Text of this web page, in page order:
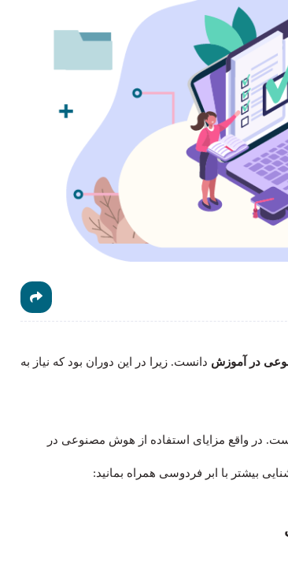
در آموزش دانست. زیرا در این دوران بود که نیاز به
در واقع مزایای استفاده از هوش مصنوعی در
بیشتر با ابر فردوسی همراه بمانید: